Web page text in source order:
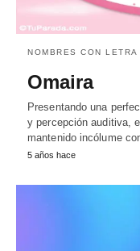
NOMBRES CON LETRA
Omaira
Presentando una
y percepción auditiva,
mantenido incólume
5 años hace